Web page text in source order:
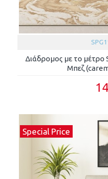
Διάδρομος με το μέτρο
Μπεζ
Special Price